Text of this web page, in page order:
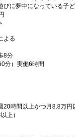
に夢中になっている子ど
よる
8分
分）実働6時間
20時間以上かつ月8.8万円
上）